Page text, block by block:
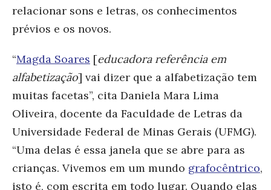
relacionar sons e letras, os conhecimentos
prévios e os novos.
“Magda Soares [educadora referência em
alfabetização] vai dizer que a alfabetização tem
muitas facetas”, cita Daniela Mara Lima
Oliveira, docente da Faculdade de Letras da
Universidade Federal de Minas Gerais (UFMG).
“Uma delas é essa janela que se abre para as
crianças. Vivemos em um mundo grafocêntrico,
isto é, com escrita em todo lugar. Quando elas